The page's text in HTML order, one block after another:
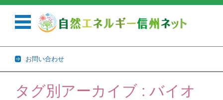
お問い合わせ
コンテンツに移動
タグ別アーカイブ : バイオ